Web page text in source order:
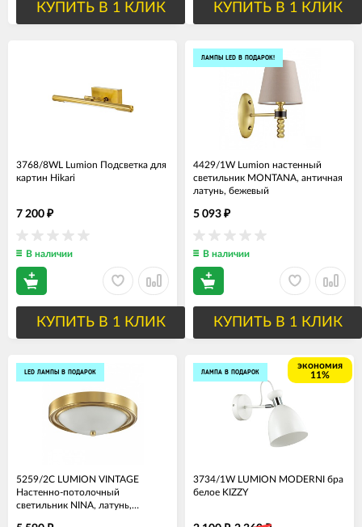
КУПИТЬ В 1 КЛИК КУПИТЬ В 1 КЛИК
3768/8WL Lumion Подсветка для
картин Hikari
7 200 ₽
В наличии
КУПИТЬ В 1 КЛИК
ЛАМПЫ LED В ПОДАРОК!
4429/1W Lumion настенный
светильник MONTANA, античная
латунь, бежевый
5 093 ₽
В наличии
КУПИТЬ В 1 КЛИК
LED ЛАМПЫ В ПОДАРОК
5259/2C LUMION VINTAGE
Настенно-потолочный
светильник NINA, латунь,
ЛАМПА В ПОДАРОК
экономия
11%
3734/1W LUMION MODERNI бра
белое KIZZY